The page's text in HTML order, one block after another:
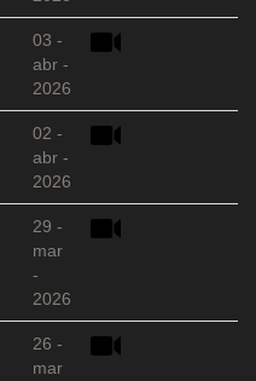
03 -
abr -
2026
02 -
abr -
2026
29 -
mar
-
2026
26 -
mar